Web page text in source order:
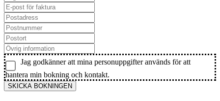
Jag godkänner att mina personuppgifter används för att
hantera min bokning och kontakt.
SKICKA BOKNINGEN